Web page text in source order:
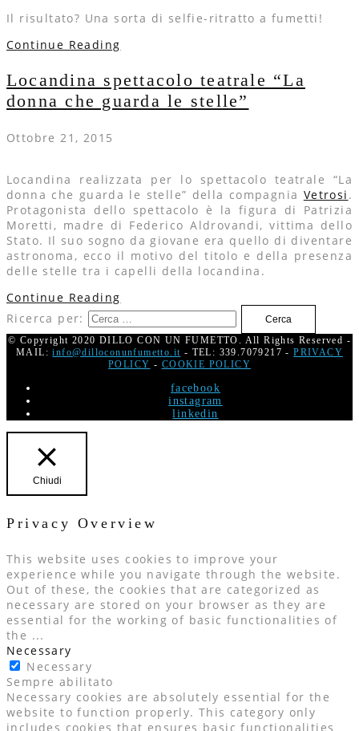
Il risultato? Una sorta di selfie-ritratto a fumetti!
Continue Reading
Locandina spettacolo teatrale “La
donna che guarda le stelle”
Ottobre 21, 2015
Locandina realizzata per lo spettacolo teatrale “La
donna che guarda le stelle” della compagnia Vetrosi .
Protagonista dello spettacolo è la figura di Patrizia
Moretti, madre di Federico Aldrovandi, vittima dello
Stato. Il suo sogno da giovane era quello di diventare
astronoma, ecco il motivo del titolo e della presenza
delle stelle tra i capelli della locandina.
Continue Reading
Ricerca per:
© Copyright 2020 DILLO CON UN FUMETTO. All Rights Reserved -
MAIL:info@dilloconunfumetto.it - TEL: 339.7079217 -PRIVACY
POLICY - COOKIE POLICY
facebook
instagram
linkedin
Chiudi
Privacy Overview
This website uses cookies to improve your
experience while you navigate through the website.
Out of these, the cookies that are categorized as
necessary are stored on your browser as they are
essential for the working of basic functionalities of
the ...
Necessary
Necessary
Sempre abilitato
Necessary cookies are absolutely essential for the
website to function properly. This category only
includes cookies that ensures basic functionalities